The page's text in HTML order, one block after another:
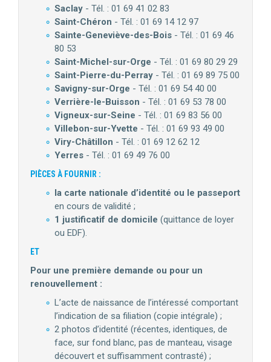
Saclay - Tél. : 01 69 41 02 83
Saint-Chéron - Tél. : 01 69 14 12 97
Sainte-Geneviève-des-Bois - Tél. : 01 69 46
80 53
Saint-Michel-sur-Orge - Tél. : 01 69 80 29 29
Saint-Pierre-du-Perray - Tél. : 01 69 89 75 00
Savigny-sur-Orge - Tél. : 01 69 54 40 00
Verrière-le-Buisson - Tél. : 01 69 53 78 00
Vigneux-sur-Seine - Tél. : 01 69 83 56 00
Villebon-sur-Yvette - Tél. : 01 69 93 49 00
Viry-Châtillon - Tél. : 01 69 12 62 12
Yerres - Tél. : 01 69 49 76 00
PIÈCES À FOURNIR :
la carte nationale d’identité ou le passeport
en cours de validité ;
1 justificatif de domicile (quittance de loyer
ou EDF).
ET
Pour une première demande ou pour un
renouvellement :
L’acte de naissance de l’intéressé comportant
l’indication de sa filiation (copie intégrale) ;
2 photos d’identité (récentes, identiques, de
face, sur fond blanc, pas de manteau, visage
découvert et suffisamment contrasté) ;